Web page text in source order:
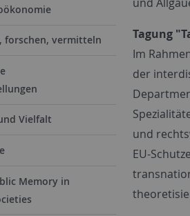
forschen, vermitteln
Vielfalt
Memory in
Tagung
Im
der
und
EU-